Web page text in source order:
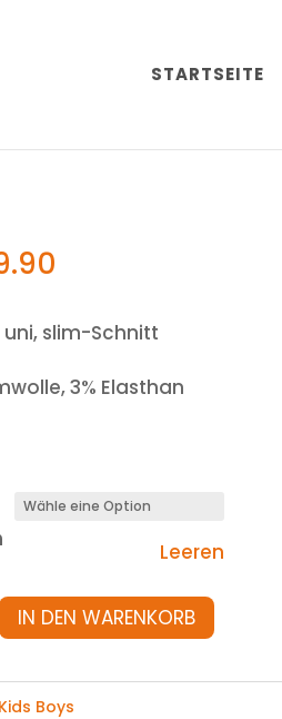
STARTSEITE
slim-Schnitt
3% Elasthan
Leeren
IN DEN WARENKORB
Kids Boys